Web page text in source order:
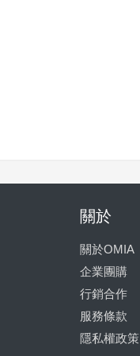
關於
關於OMIA
企業團購
行銷合作
服務條款
隱私權政策